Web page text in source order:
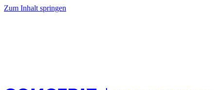
Zum Inhalt springen